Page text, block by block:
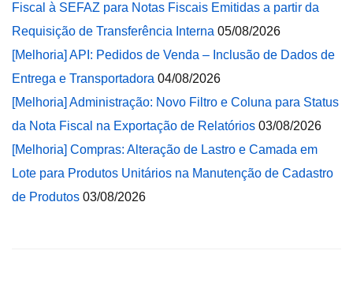
Fiscal à SEFAZ para Notas Fiscais Emitidas a partir da
Requisição de Transferência Interna 05/08/2026
[Melhoria] API: Pedidos de Venda – Inclusão de Dados de
Entrega e Transportadora 04/08/2026
[Melhoria] Administração: Novo Filtro e Coluna para Status
da Nota Fiscal na Exportação de Relatórios 03/08/2026
[Melhoria] Compras: Alteração de Lastro e Camada em
Lote para Produtos Unitários na Manutenção de Cadastro
de Produtos 03/08/2026